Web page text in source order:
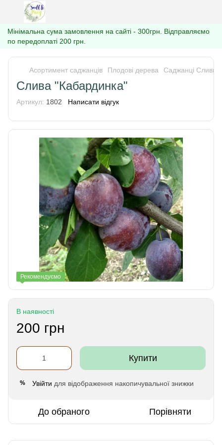
Мінімальна сума замовлення на сайті - 300грн. Відправляємо
по передоплаті 200 грн.
Асортимент саджанців Плодові дерева Саджанці Сливи
Слива "Кабардинка"
Артикул: 1802 Написати відгук
Рекомендуємо
В наявності
200 грн
Купити
% Увійти для відображення накопичувальної знижки
До обраного Порівняти